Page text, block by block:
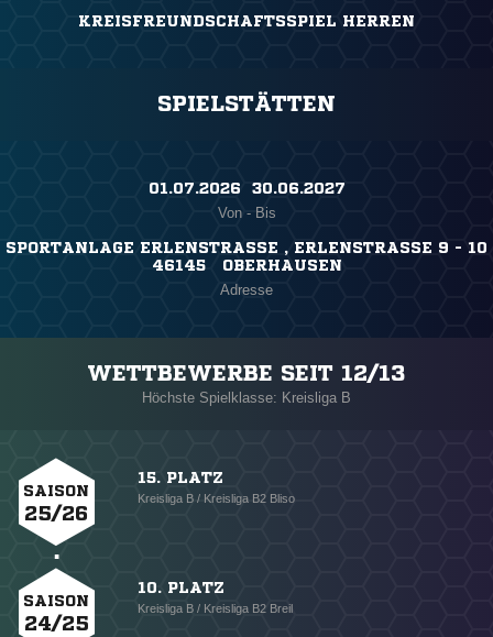
KREISFREUNDSCHAFTSSPIEL HERREN
SPIELSTÄTTEN
01.07.2026 ​ 30.06.2027
Von - Bis
SPORTANLAGE ERLENSTRASSE , ERLENSTRASSE 9 - 10
46145 OBERHAUSEN
Adresse
WETTBEWERBE SEIT 12/13
Höchste Spielklasse: Kreisliga B
SAISON
25/26
15. PLATZ
Kreisliga B / Kreisliga B2 Bliso
SAISON
24/25
10. PLATZ
Kreisliga B / Kreisliga B2 Breil